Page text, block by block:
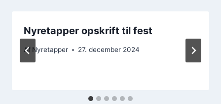
Nyretapper opskrift til fest
Af Nyretapper 27. december 2024